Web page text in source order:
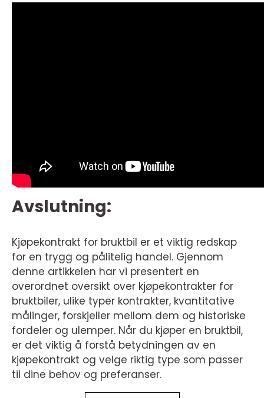
Avslutning:
Kjøpekontrakt for bruktbil er et viktig redskap
for en trygg og pålitelig handel. Gjennom
denne artikkelen har vi presentert en
overordnet oversikt over kjøpekontrakter for
bruktbiler, ulike typer kontrakter, kvantitative
målinger, forskjeller mellom dem og historiske
fordeler og ulemper. Når du kjøper en bruktbil,
er det viktig å forstå betydningen av en
kjøpekontrakt og velge riktig type som passer
til dine behov og preferanser.